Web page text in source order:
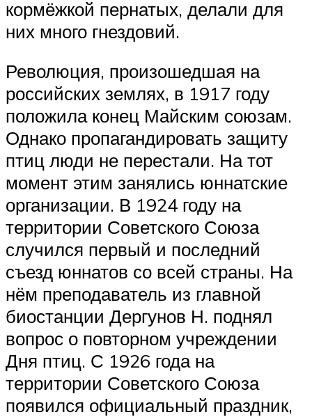
кормёжкой пернатых, делали для
них много гнездовий.
Революция, произошедшая на
российских землях, в 1917 году
положила конец Майским союзам.
Однако пропагандировать защиту
птиц люди не перестали. На тот
момент этим занялись юннатские
организации. В 1924 году на
территории Советского Союза
случился первый и последний
съезд юннатов со всей страны. На
нём преподаватель из главной
биостанции Дергунов Н. поднял
вопрос о повторном учреждении
Дня птиц. С 1926 года на
территории Советского Союза
появился официальный праздник,